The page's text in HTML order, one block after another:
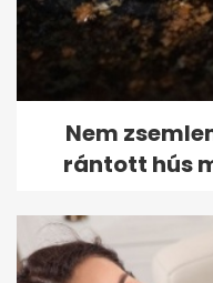
Nem
rántott hús